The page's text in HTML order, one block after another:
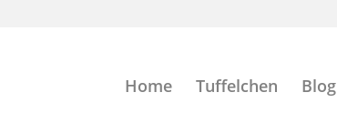
Home Tuffelchen Blog